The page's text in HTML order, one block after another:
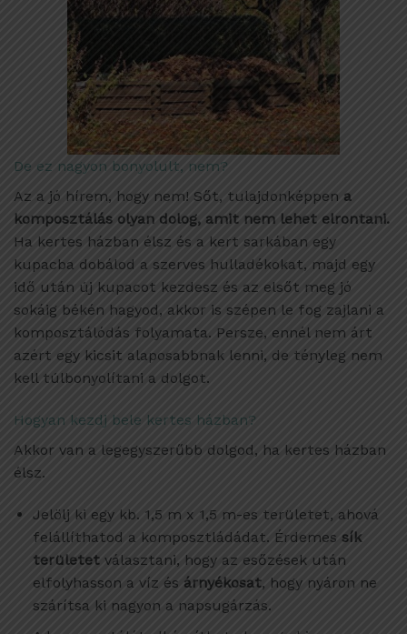
De ez nagyon bonyolult, nem?
Az a jó hírem, hogy nem! Sőt, tulajdonképpen a
komposztálás olyan dolog, amit nem lehet elrontani.
Ha kertes házban élsz és a kert sarkában egy
kupacba dobálod a szerves hulladékokat, majd egy
idő után új kupacot kezdesz és az elsőt meg jó
sokáig békén hagyod, akkor is szépen le fog zajlani a
komposztálódás folyamata. Persze, ennél nem árt
azért egy kicsit alaposabbnak lenni, de tényleg nem
kell túlbonyolítani a dolgot.
Hogyan kezdj bele kertes házban?
Akkor van a legegyszerűbb dolgod, ha kertes házban
élsz.
Jelölj ki egy kb. 1,5 m x 1,5 m-es területet, ahová
felállíthatod a komposztládádat. Érdemes sík
területetválasztani, hogy az esőzések után
elfolyhasson a víz és árnyékosat, hogy nyáron ne
szárítsa ki nagyon a napsugárzás.